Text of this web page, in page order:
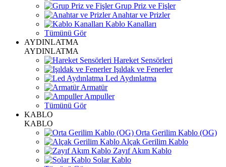
Grup Priz ve Fişler
Anahtar ve Prizler
Kablo Kanalları
Tümünü Gör
AYDINLATMA
AYDINLATMA
Hareket Sensörleri
Işıldak ve Fenerler
Led Aydınlatma
Armatür
Ampuller
Tümünü Gör
KABLO
KABLO
Orta Gerilim Kablo (OG)
Alçak Gerilim Kablo
Zayıf Akım Kablo
Solar Kablo